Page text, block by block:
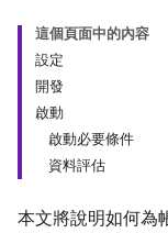
這個頁面中的內容
設定
開發
啟動
啟動必要條件
資料評估
本文將說明如何為